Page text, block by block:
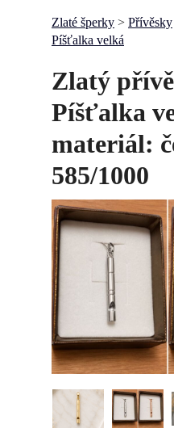
Zlaté šperky > Přívěsky
Píšťalka velká
Zlatý
Píšťalka
materiál:
585/1000